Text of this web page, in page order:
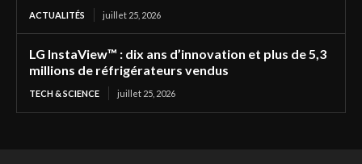
ACTUALITÉS juillet 25, 2026
LG InstaView™ : dix ans d’innovation et plus de 5,3
millions de réfrigérateurs vendus
TECH & SCIENCE juillet 25, 2026